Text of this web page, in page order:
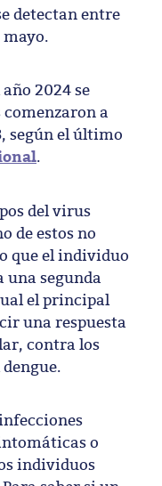
detectan entre
2024 se
a
según el último
.
del virus
de estos no
que el individuo
una segunda
el principal
una respuesta
contra los
o
individuos